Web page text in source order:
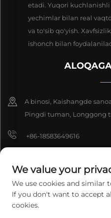
etadi. Yuqori
yechimlar bilan real
va to'sib qo'yish.
ishonch bilan
A binosi, Kaishangde
Pingdi tuman, Longgong
+86-18583649616
8618165761396
We value your
We use cookies and similar
If you don't want to accept
cookies.